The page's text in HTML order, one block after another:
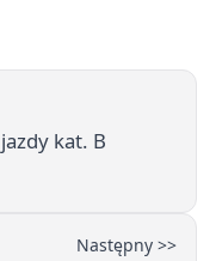
kat. B
Następny >>